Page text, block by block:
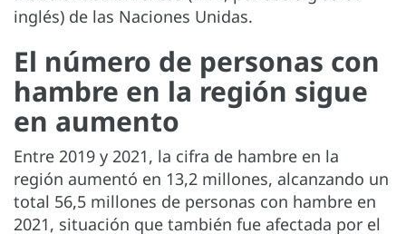
inglés) de las Naciones Unidas.
El número de personas con
hambre en la región sigue
en aumento
Entre 2019 y 2021, la cifra de hambre en la
región aumentó en 13,2 millones, alcanzando un
total 56,5 millones de personas con hambre en
2021, situación que también fue afectada por el